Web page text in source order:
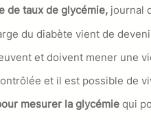
de taux de glycémie, journal
du diabète vient de
et doivent mener une
et il est possible de
mesurer la glycémie qui